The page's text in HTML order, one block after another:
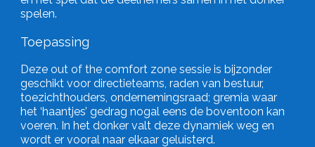
spelen.
Toepassing
Deze out of the comfort zone sessie is bijzonder
geschikt voor directieteams, raden van bestuur,
toezichthouders, ondernemingsraad; gremia waar
het ‘haantjes’ gedrag nogal eens de boventoon kan
voeren. In het donker valt deze dynamiek weg en
wordt er vooral naar elkaar geluisterd.